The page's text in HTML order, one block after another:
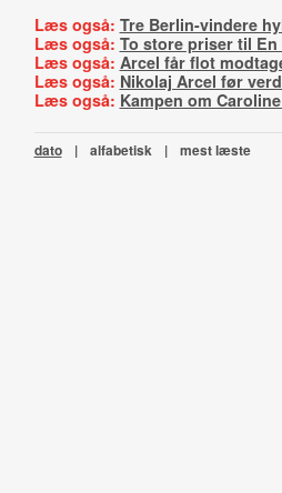
Læs også: Tre Berlin-vindere
Læs også: To store priser til
Læs også: Arcel får flot
Læs også: Nikolaj Arcel før
Læs også: Kampen om
dato | alfabetisk | mest læste